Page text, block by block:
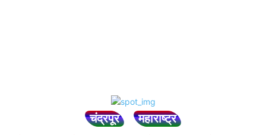
चंद्रपूर महाराष्ट्र